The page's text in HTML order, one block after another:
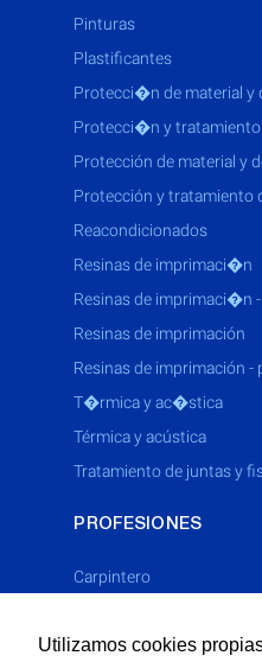
Utilizamos cookies
pinturas
plastificantes
protecci�n de material
protecci�n y
protección de material y
protección y tratamiento
reacondicionados
resinas de imprimaci�n
resinas de imprimaci�n
resinas de imprimación
resinas de imprimación
t�rmica y ac�stica
térmica y acústica
tratamiento de juntas y
PROFESIONES
Carpintero
Electricista